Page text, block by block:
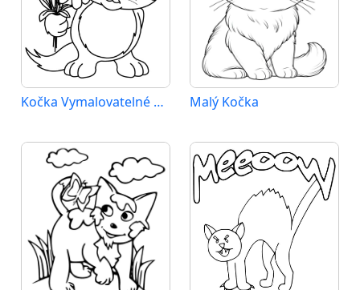
Kočka Vymalovatelné pro Děti Malý Kočka